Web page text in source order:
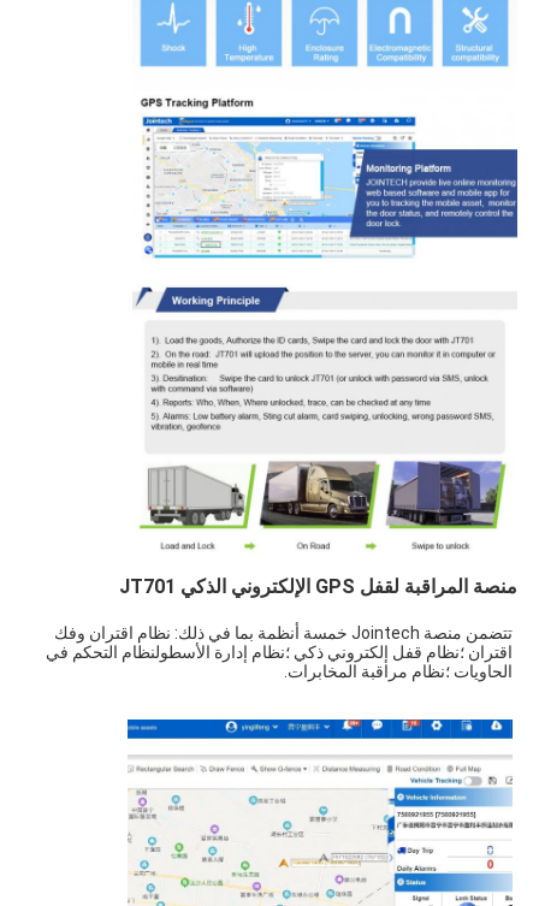
منصة المراقبة لقفل GPS الإلكتروني الذكي JT701
الحاويات ؛نظام مراقبة المخابرات.